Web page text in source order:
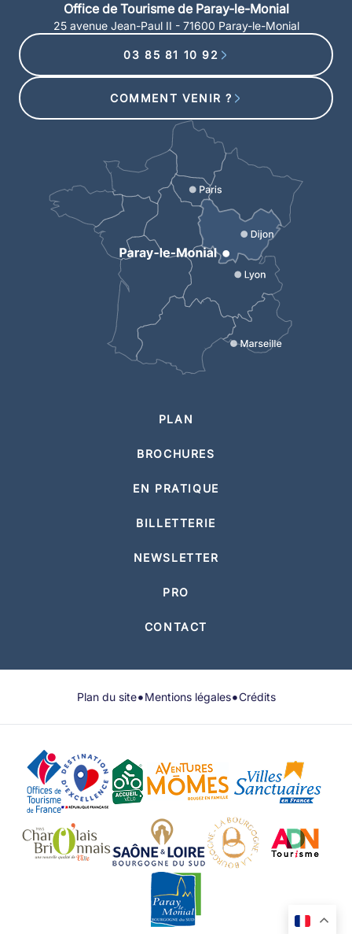
Office de Tourisme de Paray-le-Monial
25 avenue Jean-Paul II - 71600 Paray-le-Monial
03 85 81 10 92
COMMENT VENIR ?
PLAN
BROCHURES
EN PRATIQUE
BILLETTERIE
NEWSLETTER
PRO
CONTACT
Plan du site•Mentions légales•Crédits